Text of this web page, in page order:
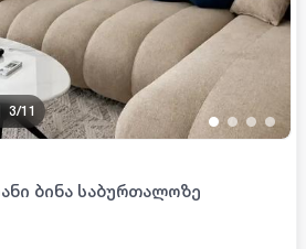
• • • •
3/11
ბინა საბურთალოზე